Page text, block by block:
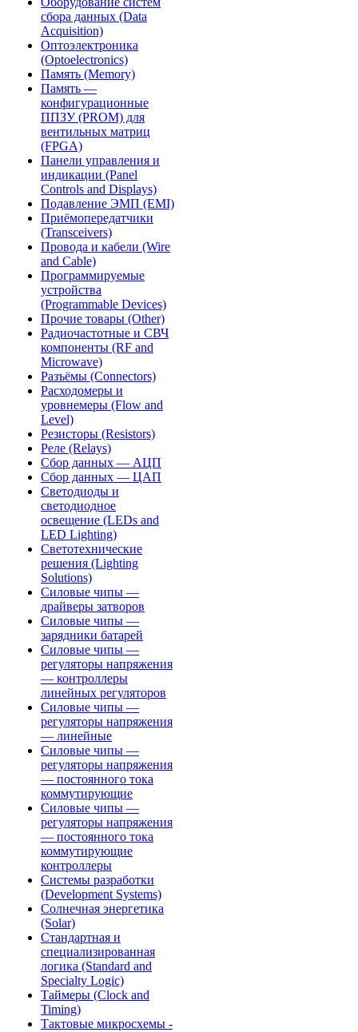
сбора данных (Data
Acquisition)
Оптоэлектроника
(Optoelectronics)
Память (Memory)
Память —
конфигурационные
ППЗУ (PROM) для
вентильных матриц
(FPGA)
Панели управления и
индикации (Panel
Controls and Displays)
Подавление ЭМП (EMI)
Приёмопередатчики
(Transceivers)
Провода и кабели (Wire
and Cable)
Программируемые
устройства
(Programmable Devices)
Прочие товары (Other)
Радиочастотные и СВЧ
компоненты (RF and
Microwave)
Разъёмы (Connectors)
Расходомеры и
уровнемеры (Flow and
Level)
Резисторы (Resistors)
Реле (Relays)
Сбор данных — АЦП
Сбор данных — ЦАП
Светодиоды и
светодиодное
освещение (LEDs and
LED Lighting)
Светотехнические
решения (Lighting
Solutions)
Силовые чипы —
драйверы затворов
Силовые чипы —
зарядники батарей
Силовые чипы —
регуляторы напряжения
— контроллеры
линейных регуляторов
Силовые чипы —
регуляторы напряжения
— линейные
Силовые чипы —
регуляторы напряжения
— постоянного тока
коммутирующие
Силовые чипы —
регуляторы напряжения
— постоянного тока
коммутирующие
контроллеры
Системы разработки
(Development Systems)
Солнечная энергетика
(Solar)
Стандартная и
специализированная
логика (Standard and
Specialty Logic)
Таймеры (Clock and
Timing)
Тактовые микросхемы -